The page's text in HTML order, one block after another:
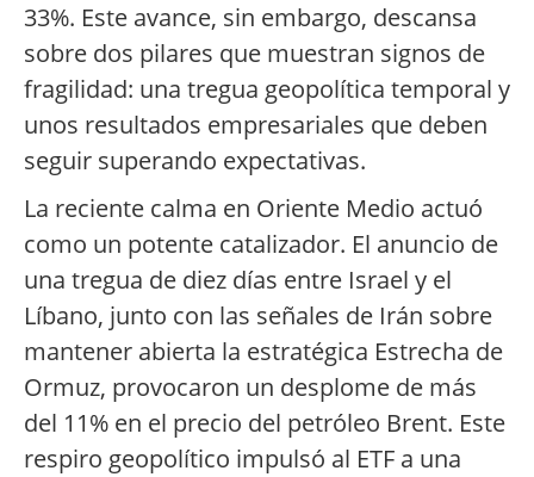
33%. Este avance, sin embargo, descansa
sobre dos pilares que muestran signos de
fragilidad: una tregua geopolítica temporal y
unos resultados empresariales que deben
seguir superando expectativas.
La reciente calma en Oriente Medio actuó
como un potente catalizador. El anuncio de
una tregua de diez días entre Israel y el
Líbano, junto con las señales de Irán sobre
mantener abierta la estratégica Estrecha de
Ormuz, provocaron un desplome de más
del 11% en el precio del petróleo Brent. Este
respiro geopolítico impulsó al ETF a una